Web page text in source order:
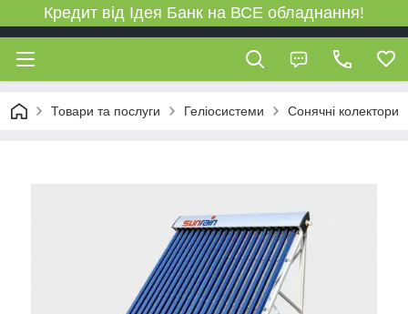
Кредит від Ідея Банк на ВСЕ обладнання!
Товари та послуги Геліосистеми Сонячні колектори